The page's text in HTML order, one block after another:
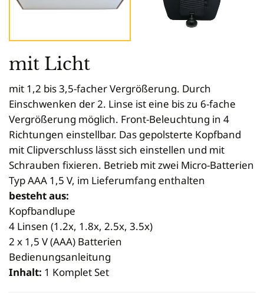
mit Licht
mit 1,2 bis 3,5-facher Vergrößerung. Durch
Einschwenken der 2. Linse ist eine bis zu 6-fache
Vergrößerung möglich. Front-Beleuchtung in 4
Richtungen einstellbar. Das gepolsterte Kopfband
mit Clipverschluss lässt sich einstellen und mit
Schrauben fixieren. Betrieb mit zwei Micro-Batterien
Typ AAA 1,5 V, im Lieferumfang enthalten
besteht aus:
Kopfbandlupe
4 Linsen (1.2x, 1.8x, 2.5x, 3.5x)
2 x 1,5 V (AAA) Batterien
Bedienungsanleitung
Inhalt: 1 Komplet Set